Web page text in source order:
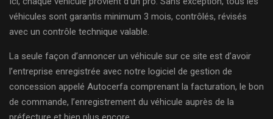
véhicules sont garantis minimum 3 mois, contrôlés, révisés
avec un contrôle technique valable.
La seule façon d’annoncer un véhicule sur ce site est d’avoir
l’entreprise enregistrée avec notre logiciel de gestion de
concession appelé Autocerfa comprenant la facturation, le bon
de commande, l’enregistrement du véhicule auprès de la